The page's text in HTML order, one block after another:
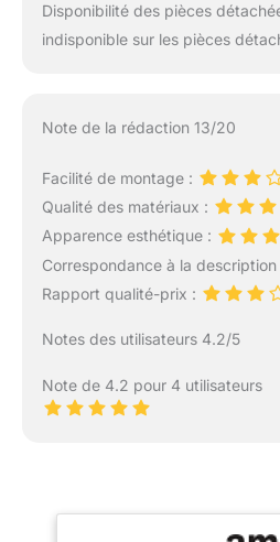
Disponibilité des pièces
indisponible sur les pièces
Note de la rédaction 13/20
Facilité de montage :
Qualité des matériaux :
Apparence esthétique :
Correspondance à la description
Rapport qualité-prix :
Notes des utilisateurs 4.2/5
Note de 4.2 pour 4 utilisateurs